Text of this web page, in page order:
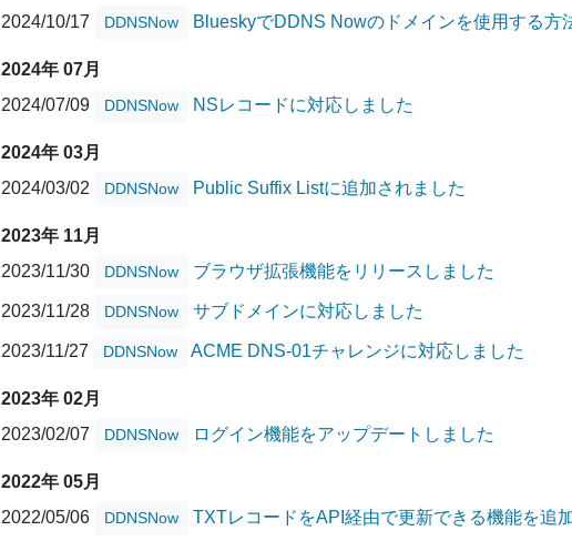
2024/10/17
DDNSNow BlueskyでDDNS Nowのドメインを使用する方
2024年 07月
2024/07/09
DDNSNow NSレコードに対応しました
2024年 03月
2024/03/02
DDNSNow Public Suffix Listに追加されました
2023年 11月
2023/11/30
DDNSNow ブラウザ拡張機能をリリースしました
2023/11/28 DDNSNow サブドメインに対応しました
2023/11/27 DDNSNow ACME DNS-01チャレンジに対応しました
2023年 02月
2023/02/07
DDNSNow ログイン機能をアップデートしました
2022年 05月
2022/05/06
DDNSNow TXTレコードをAPI経由で更新できる機能を追